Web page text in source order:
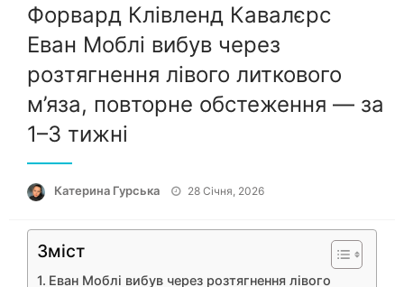
Форвард Клівленд Кавалєрс
Еван Моблі вибув через
розтягнення лівого литкового
м’яза, повторне обстеження — за
1–3 тижні
Катерина Гурська Опубліковано
28 Січня, 2026
Зміст
Еван Моблі вибув через розтягнення лівого